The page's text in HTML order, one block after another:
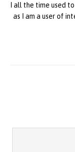
I all the time used
as I am a user of